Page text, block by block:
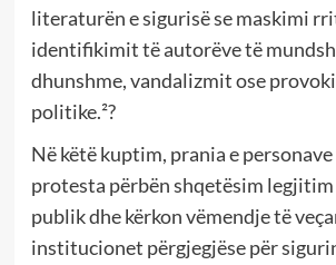
literaturën e sigurisë se maskimi
identifikimit të autorëve të
dhunshme, vandalizmit ose
politike.²?
Në këtë kuptim, prania e
protesta përbën shqetësim
publik dhe kërkon vëmendje të
institucionet përgjegjëse për